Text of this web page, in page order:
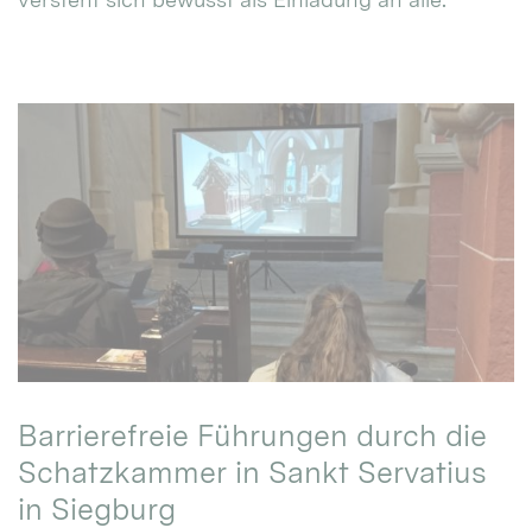
Barrierefreie Führungen durch die
Schatzkammer in Sankt Servatius
in Siegburg